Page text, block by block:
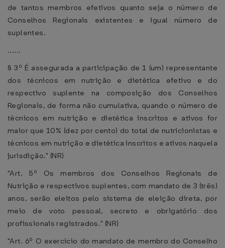
de tantos membros efetivos quanto seja o número de
Conselhos Regionais existentes e igual número de
suplentes.
......
§ 3º É assegurada a participação de 1 (um) representante
dos técnicos em nutrição e dietética efetivo e do
respectivo suplente na composição dos Conselhos
Regionais, de forma não cumulativa, quando o número de
técnicos em nutrição e dietética inscritos e ativos for
maior que 10% (dez por cento) do total de nutricionistas e
técnicos em nutrição e dietética inscritos e ativos naquela
jurisdição." (NR)
"Art. 5º Os membros dos Conselhos Regionais de
Nutrição e respectivos suplentes, com mandato de 3 (três)
anos, serão eleitos pelo sistema de eleição direta, por
meio de voto pessoal, secreto e obrigatório dos
profissionais registrados." (NR)
"Art. 6º O exercício do mandato de membro do Conselho